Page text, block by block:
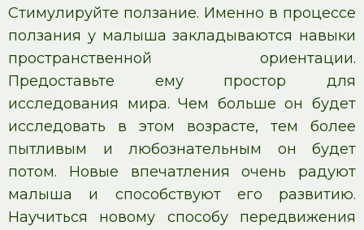
Стимулируйте ползание. Именно в процессе
ползания у малыша закладываются навыки
пространственной ориентации.
Предоставьте ему простор для
исследования мира. Чем больше он будет
исследовать в этом возрасте, тем более
пытливым и любознательным он будет
потом. Новые впечатления очень радуют
малыша и способствуют его развитию.
Научиться новому способу передвижения